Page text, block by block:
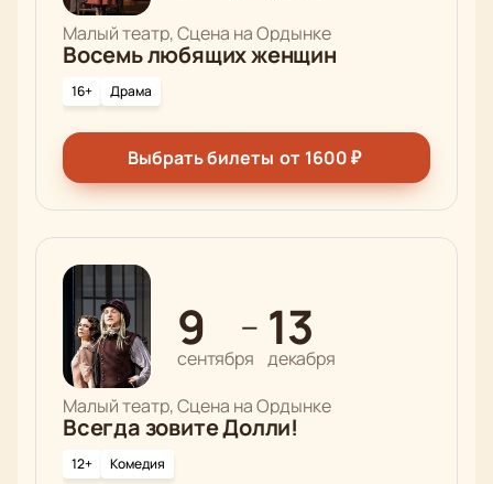
Малый театр, Сцена на Ордынке
Восемь любящих женщин
16+ Драма
Выбрать билеты от 1600₽
9
сентября
— 13
декабря
Малый театр, Сцена на Ордынке
Всегда зовите Долли!
12+ Комедия